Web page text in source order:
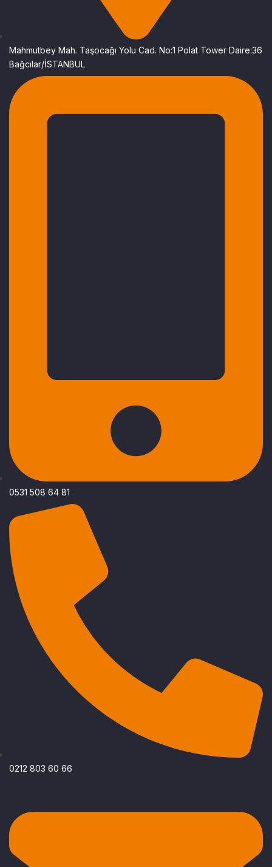
Mahmutbey Mah. Taşocağı Yolu Cad. No:1 Polat Tower Daire:36
Bağcılar/İSTANBUL
0531 508 64 81
0212 803 60 66